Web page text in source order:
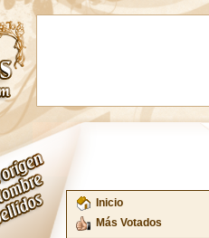
Inicio
Más Votados